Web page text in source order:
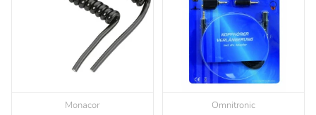
Monacor Omnitronic